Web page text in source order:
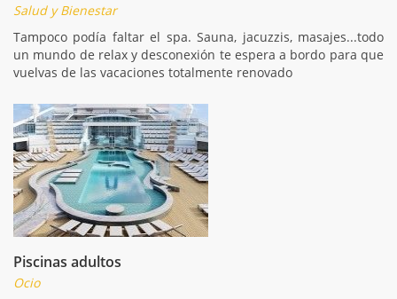
Salud y Bienestar
Tampoco podía faltar el spa. Sauna, jacuzzis, masajes...todo
un mundo de relax y desconexión te espera a bordo para que
vuelvas de las vacaciones totalmente renovado
Piscinas adultos
Ocio